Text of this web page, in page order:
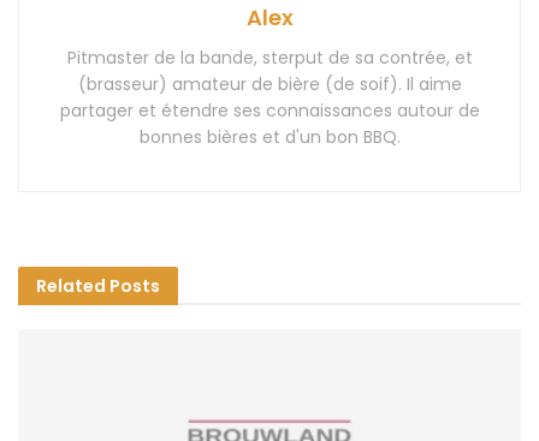
Alex
Pitmaster de la bande, sterput de sa contrée, et
(brasseur) amateur de bière (de soif). Il aime
partager et étendre ses connaissances autour de
bonnes bières et d'un bon BBQ.
Related Posts